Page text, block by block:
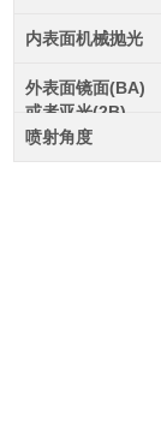
内表面机械抛光
外表面镜面(BA)
或者亚光(2B)
喷射角度